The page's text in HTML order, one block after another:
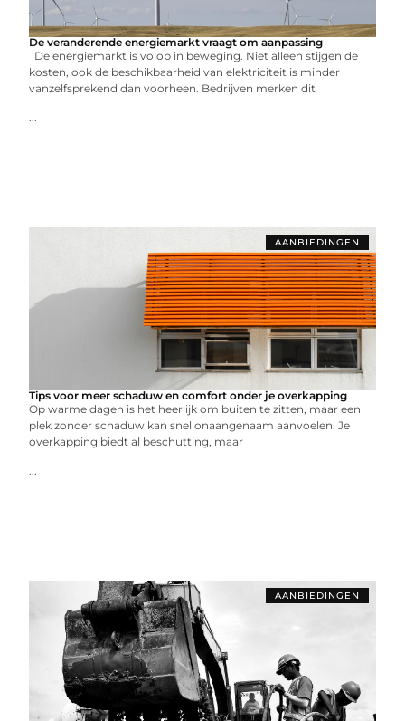
De veranderende energiemarkt vraagt om aanpassing
De energiemarkt is volop in beweging. Niet alleen stijgen de
kosten, ook de beschikbaarheid van elektriciteit is minder
vanzelfsprekend dan voorheen. Bedrijven merken dit
...
AANBIEDINGEN
Tips voor meer schaduw en comfort onder je overkapping
Op warme dagen is het heerlijk om buiten te zitten, maar een
plek zonder schaduw kan snel onaangenaam aanvoelen. Je
overkapping biedt al beschutting, maar
...
AANBIEDINGEN